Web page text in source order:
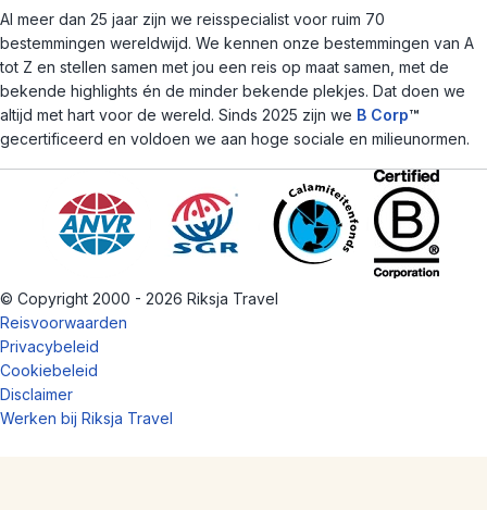
Al meer dan 25 jaar zijn we reisspecialist voor ruim 70
bestemmingen wereldwijd. We kennen onze bestemmingen van A
tot Z en stellen samen met jou een reis op maat samen, met de
bekende highlights én de minder bekende plekjes. Dat doen we
altijd met hart voor de wereld. Sinds 2025 zijn we B Corp™
gecertificeerd en voldoen we aan hoge sociale en milieunormen.
© Copyright 2000 - 2026 Riksja Travel
Reisvoorwaarden
Privacybeleid
Cookiebeleid
Disclaimer
Werken bij Riksja Travel